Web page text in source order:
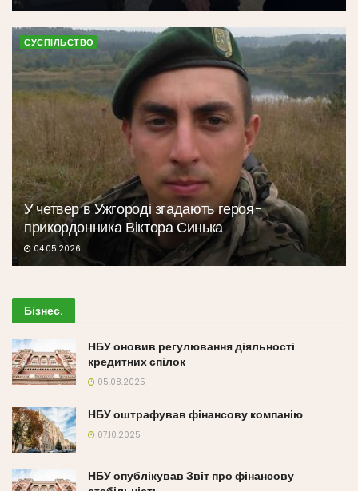
СУСПІЛЬСТВО
У четвер в Ужгороді згадають героя-
прикордонника Віктора Синька
04.05.2026
Бізнес.
НБУ оновив регулювання діяльності
кредитних спілок
05.08.2025
НБУ оштрафував фінансову компанію
07.10.2025
НБУ опублікував Звіт про фінансову